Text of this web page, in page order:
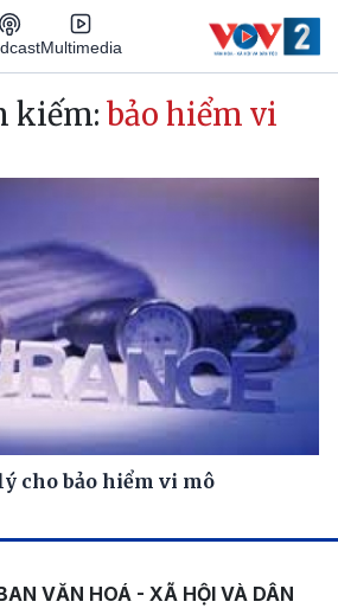
Multimedia
kiếm: bảo hiểm vi
cho bảo hiểm vi mô
VĂN HOÁ - XÃ HỘI VÀ DÂN